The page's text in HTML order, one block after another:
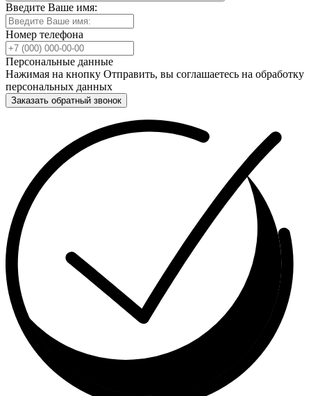
Введите Ваше имя:
Номер телефона
Персональные данные
Нажимая на кнопку Отправить, вы соглашаетесь на обработку
персональных данных
Заказать обратный звонок